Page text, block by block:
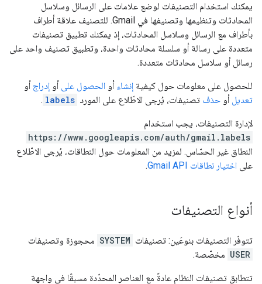
يمكنك استخدام التصنيفات لوضع علامات على الرسائل وسلاسل
المحادثات وتنظيمها وتصنيفها في Gmail. للتصنيف علاقة أطراف
بأطراف مع الرسائل وسلاسل المحادثات، إذ يمكنك تطبيق تصنيفات
متعددة على رسالة أو سلسلة محادثات واحدة، وتطبيق تصنيف واحد على
رسائل أو سلاسل محادثات متعددة.
للحصول على معلومات حول كيفية إنشاء أو الحصول على أو إدراجأو
تعديل أو حذف تصنيفات، يُرجى الاطّلاع على المورد labels
.
لإدارة التصنيفات، يجب استخدام
https://www.googleapis.com/auth/gmail.labels
النطاق غير الحسّاس. لمزيد من المعلومات حول النطاقات، يُرجى الاطّلاع
على اختيار نطاقات Gmail API .
أنواع التصنيفات
تتوفّر التصنيفات بنوعَين: تصنيفات SYSTEM محجوزة وتصنيفات
USER مخصّصة.
تتطابق تصنيفات النظام عادةً مع العناصر المحدّدة مسبقًا في واجهة